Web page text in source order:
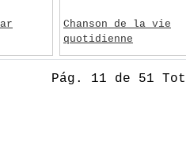
Pág. 11 de 51
Chanson de la vie
quotidienne
Sem data